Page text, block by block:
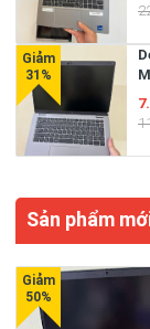
Sản phẩm